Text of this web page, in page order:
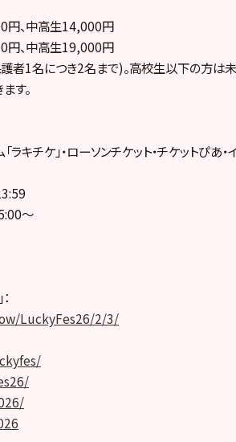
円、中高生14,000円
円、中高生19,000円
1名につき2名まで)。高校生以下の方は
す。
キチケ」・ローソンチケット・チケットぴあ・
～
LuckyFes26/2/3/